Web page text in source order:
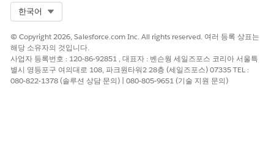
한국어
© Copyright 2026, Salesforce.com Inc. All rights reserved. 여러 등록 상표는
해당 소유자의 것입니다.
사업자 등록번호 : 120-86-92851 , 대표자 : 벤슨웡 세일즈포스 코리아 서울특
별시 영등포구 여의대로 108, 파크원타워2 28층 (세일즈포스) 07335 TEL :
080-822-1378 (솔루션 상담 문의) | 080-805-9651 (기술 지원 문의)